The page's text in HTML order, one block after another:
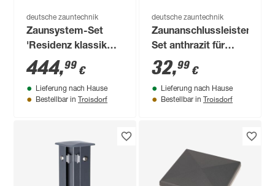
deutsche zauntechnik
Zaunsystem-Set
'Residenz klassik
Turin' anthrazitgrau
600 x 100 cm
444,99 €
Lieferung nach Hause
Bestellbar in Troisdorf
deutsche zauntechnik
Zaunanschlussleisten-
Set anthrazit für
Pfosten Typ A, 103
cm
32,99 €
Lieferung nach Hause
Bestellbar in Troisdorf